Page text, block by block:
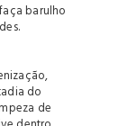
barulho
do
de